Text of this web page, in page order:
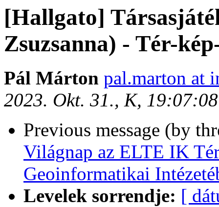
[Hallgato]
Zsuzsanna) - Tér-
Pál Márton pal.marton at
2023. Okt. 31., K,
Previous message (by
Világnap az ELTE IK
Geoinformatikai
Levelek sorrendje: [